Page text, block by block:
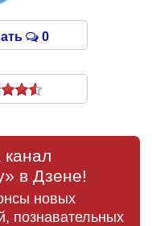
0
в Дзене!
новых
познавательных